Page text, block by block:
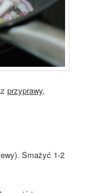
przyprawy,
Smażyć 1-2